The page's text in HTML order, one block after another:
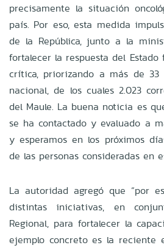
precisamente la situación
país. Por eso, esta medida
de la República, junto a la
fortalecer la respuesta del
crítica, priorizando a más de
nacional, de los cuales 2.023
del Maule. La buena noticia es
se ha contactado y evaluado a
y esperamos en los próximos
de las personas consideradas en
La autoridad agregó que “por
distintas iniciativas, en
Regional, para fortalecer la
ejemplo concreto es la reciente